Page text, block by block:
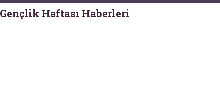
Gençlik Haftası Haberleri